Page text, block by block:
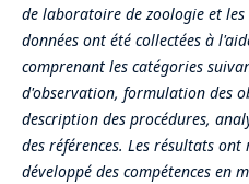
de laboratoire de zoologie et
données ont été collectées à
comprenant les catégories
d'observation, formulation des
description des procédures,
des références. Les résultats
développé des compétences en